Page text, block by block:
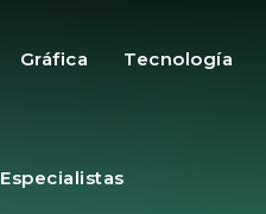
Gráfica Tecnología
Especialistas